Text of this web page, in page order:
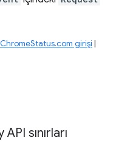
ChromeStatus.com girişi |
sınırları